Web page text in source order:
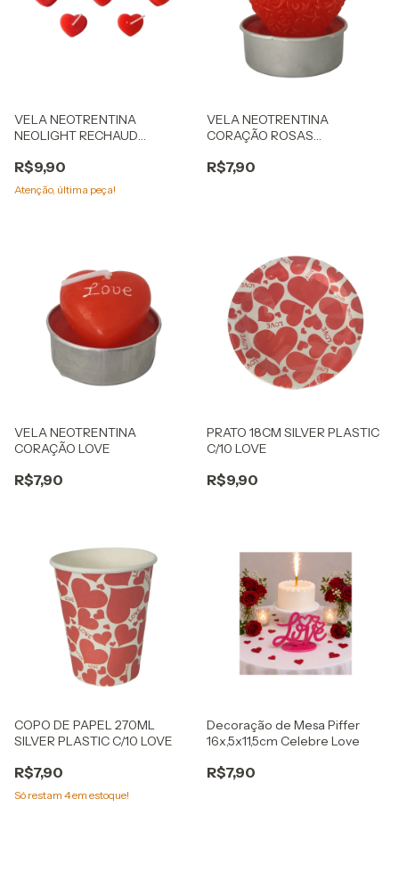
VELA NEOTRENTINA
NEOLIGHT RECHAUD
R$9,90
Atenção, última peça!
VELA NEOTRENTINA
CORAÇÃO ROSAS
R$7,90
VELA NEOTRENTINA
CORAÇÃO LOVE
R$7,90
PRATO 18CM SILVER PLASTIC
C/10 LOVE
R$9,90
COPO DE PAPEL 270ML
SILVER PLASTIC C/10 LOVE
R$7,90
Só restam 4em estoque!
Decoração de Mesa Piffer
16x,5x11,5cm Celebre Love
R$7,90